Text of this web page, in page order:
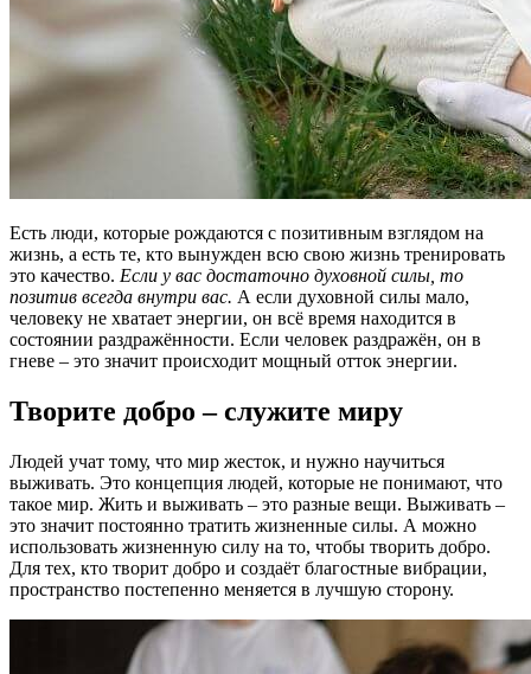
Есть люди, которые рождаются с позитивным взглядом на
жизнь, а есть те, кто вынужден всю свою жизнь тренировать
это качество. Если у вас достаточно духовной силы, то
позитив всегда внутри вас. А если духовной силы мало,
человеку не хватает энергии, он всё время находится в
состоянии раздражённости. Если человек раздражён, он в
гневе – это значит происходит мощный отток энергии.
Творите добро – служите миру
Людей учат тому, что мир жесток, и нужно научиться
выживать. Это концепция людей, которые не понимают, что
такое мир. Жить и выживать – это разные вещи. Выживать –
это значит постоянно тратить жизненные силы. А можно
использовать жизненную силу на то, чтобы творить добро.
Для тех, кто творит добро и создаёт благостные вибрации,
пространство постепенно меняется в лучшую сторону.